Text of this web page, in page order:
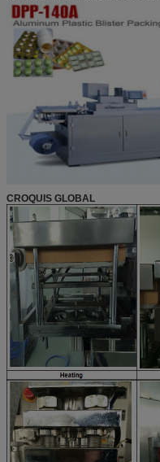
CROQUIS GLOBAL